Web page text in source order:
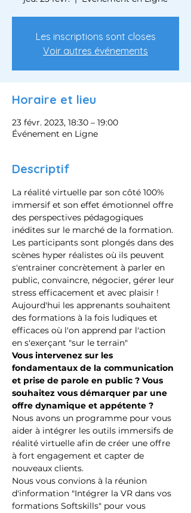
Les inscriptions sont closes
Voir autres événements
Horaire et lieu
23 févr. 2023, 18:30 – 19:00
Événement en Ligne
Descriptif
La réalité virtuelle par son côté 100%
immersif et son effet émotionnel offre
des perspectives pédagogiques
inédites sur le marché de la formation.
Les participants sont plongés dans des
scènes hyper réalistes où ils peuvent
s'entrainer concrètement à parler en
public, convaincre, négocier, gérer leur
stress efficacement et avec plaisir !
Aujourd'hui les apprenants souhaitent
des formations à la fois ludiques et
efficaces où l'on apprend par l'action
en s'exerçant "sur le terrain"
Vous intervenez sur les
fondamentaux de la communication
et prise de parole en public ? Vous
souhaitez vous démarquer par une
offre dynamique et appétente ?
Nous avons un programme pour vous
aider à intégrer les outils immersifs de
réalité virtuelle afin de créer une offre
à fort engagement et capter de
nouveaux clients.
Nous vous convions à la réunion
d'information "Intégrer la VR dans vos
formations Softskills" pour vous